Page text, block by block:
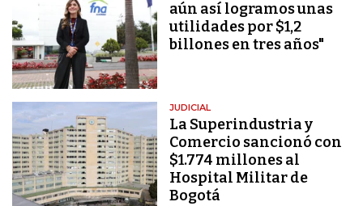
aún así logramos unas
utilidades por $1,2
billones en tres años"
JUDICIAL
La Superindustria y
Comercio sancionó con
$1.774 millones al
Hospital Militar de
Bogotá